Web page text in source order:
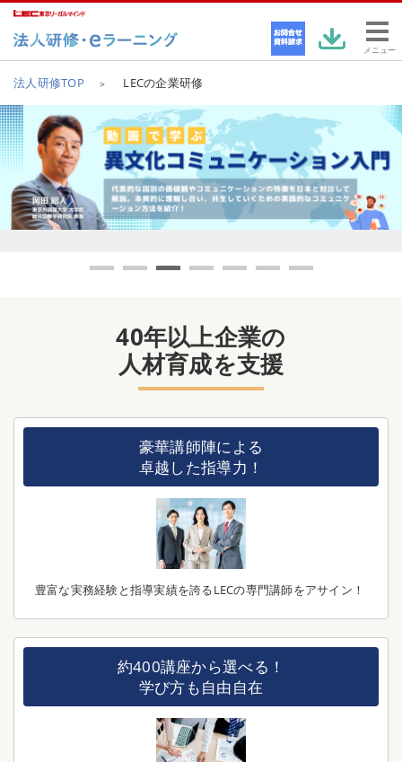
メニュー
法人研修TOP LECの企業研修
40年以上企業の
人材育成を支援
豪華講師陣による
卓越した指導力！
豊富な実務経験と指導実績を誇るLECの専門講師をアサイン！
約400講座から選べる！
学び方も自由自在